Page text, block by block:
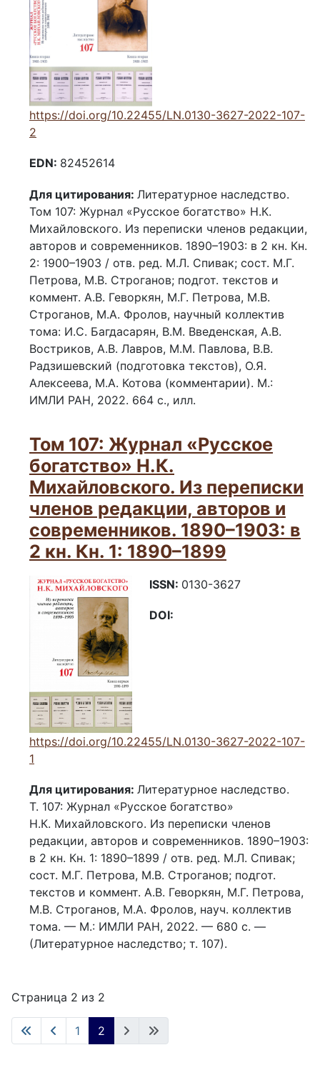
https://doi.org/10.22455/LN.0130-3627-2022-107-
2
EDN: 82452614
Для цитирования: Литературное наследство.
Том 107: Журнал «Русское богатство» Н.К.
Михайловского. Из переписки членов редакции,
авторов и современников. 1890–1903: в 2 кн. Кн.
2: 1900–1903 / отв. ред. М.Л. Спивак; сост. М.Г.
Петрова, М.В. Строганов; подгот. текстов и
коммент. А.В. Геворкян, М.Г. Петрова, М.В.
Строганов, М.А. Фролов, научный коллектив
тома: И.С. Багдасарян, В.М. Введенская, А.В.
Востриков, А.В. Лавров, М.М. Павлова, В.В.
Радзишевский (подготовка текстов), О.Я.
Алексеева, М.А. Котова (комментарии). М.:
ИМЛИ РАН, 2022. 664 с., илл.
Том 107: Журнал «Русское
богатство» Н.К.
Михайловского. Из переписки
членов редакции, авторов и
современников. 1890–1903: в
2 кн. Кн. 1: 1890–1899
ISSN: 0130-3627
DOI:
https://doi.org/10.22455/LN.0130-3627-2022-107-
1
Для цитирования: Литературное наследство.
Т. 107: Журнал «Русское богатство»
Н.К. Михайловского. Из переписки членов
редакции, авторов и современников. 1890–1903:
в 2 кн. Кн. 1: 1890–1899 / отв. ред. М.Л. Спивак;
сост. М.Г. Петрова, М.В. Строганов; подгот.
текстов и коммент. А.В. Геворкян, М.Г. Петрова,
М.В. Строганов, М.А. Фролов, науч. коллектив
тома. –– М.: ИМЛИ РАН, 2022. — 680 с. ––
(Литературное наследство; т. 107).
Страница 2 из 2
1 2